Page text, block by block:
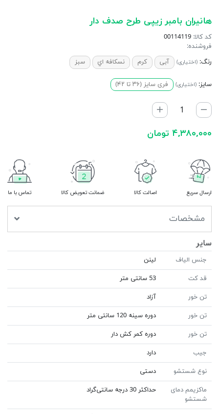
هانیران بامبر زیپی طرح صدف دار
کد کالا: 00114119
فروشنده:
رنگ: (اختیاری) آبی کرم نسكافه اي سبز
سایز: (اختیاری) فری سایز (۳۶ تا ۴۲)
۴,۳۸۰,۰۰۰ تومان
ارسال سریع اصالت کالا ضمانت تعویض کالا تماس با ما
مشخصات
سایر
جنس الیاف لینن
قد کت 53 سانتی متر
تن خور آزاد
تن خور دوره سینه 120 سانتی متر
تن خور دوره کمر کش دار
جیب دارد
نوع شستشو دستی
ماکزیمم دمای
شستشو
حداکثر 30 درجه سانتی‌گراد